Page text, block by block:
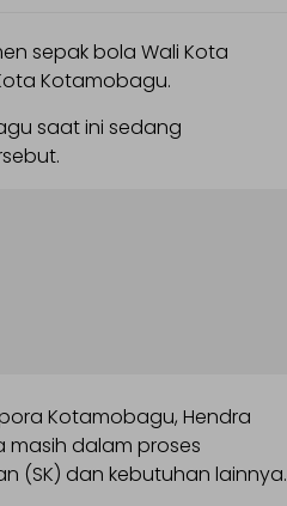
sepak bola Wali Kota
Kotamobagu.
saat ini sedang
Kotamobagu, Hendra
dalam proses
(SK) dan kebutuhan lainnya.